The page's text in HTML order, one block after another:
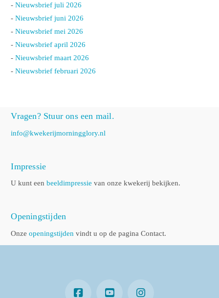
-Nieuwsbrief juli 2026
-Nieuwsbrief juni 2026
-Nieuwsbrief mei 2026
-Nieuwsbrief april 2026
-Nieuwsbrief maart 2026
-Nieuwsbrief februari 2026
Vragen? Stuur ons een mail.
info@kwekerijmorningglory.nl
Impressie
U kunt eenbeeldimpressie van onze kwekerij bekijken.
Openingstijden
Onzeopeningstijden vindt u op de pagina Contact.